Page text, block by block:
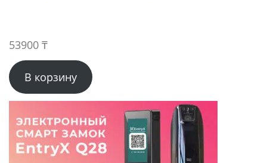
53900 ₸
В корзину